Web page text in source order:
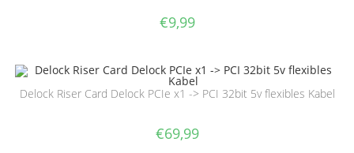
€9,99
Delock Riser Card Delock PCIe x1 -> PCI 32bit 5v flexibles Kabel
€69,99